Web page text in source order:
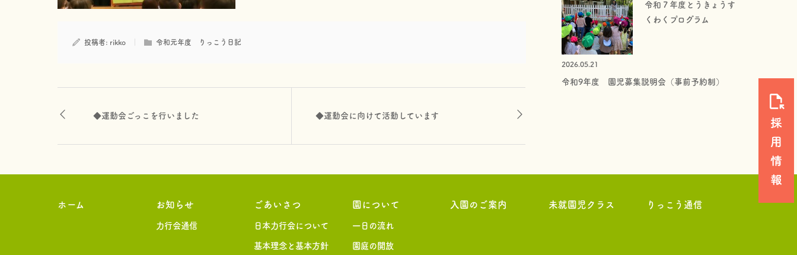
投稿者: rikko 令和元年度 りっこう日記
◆運動会ごっこを行いました ◆運動会に向けて活動しています
令和７年度とうきょうす
くわくプログラム
2026.05.21
令和9年度 園児募集説明会（事前予約制）
ホーム お知らせ
力行会通信
ごあいさつ
日本力行会について
基本理念と基本方針
園について
一日の流れ
園庭の開放
入園のご案内 未就園児クラス りっこう通信